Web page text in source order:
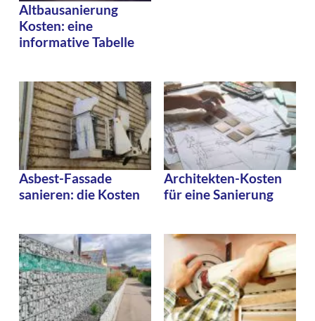
Altbausanierung
Kosten: eine
informative Tabelle
Asbest-Fassade
sanieren: die Kosten
Architekten-Kosten
für eine Sanierung